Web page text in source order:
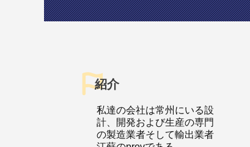
紹介
私達の会社は常州にいる設
計、開発および生産の専門
の製造業者そして輸出業者